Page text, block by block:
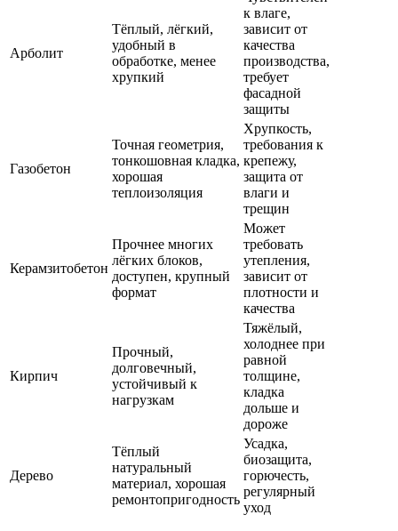
Арболит
Тёплый, лёгкий,
удобный в
обработке, менее
хрупкий
к влаге,
зависит от
качества
производства,
требует
фасадной
защиты
Газобетон
Точная геометрия,
тонкошовная кладка,
хорошая
теплоизоляция
Хрупкость,
требования к
крепежу,
защита от
влаги и
трещин
Керамзитобетон
Прочнее многих
лёгких блоков,
доступен, крупный
формат
Может
требовать
утепления,
зависит от
плотности и
качества
Кирпич
Прочный,
долговечный,
устойчивый к
нагрузкам
Тяжёлый,
холоднее при
равной
толщине,
кладка
дольше и
дороже
Дерево
Тёплый
натуральный
материал, хорошая
ремонтопригодность
Усадка,
биозащита,
горючесть,
регулярный
уход